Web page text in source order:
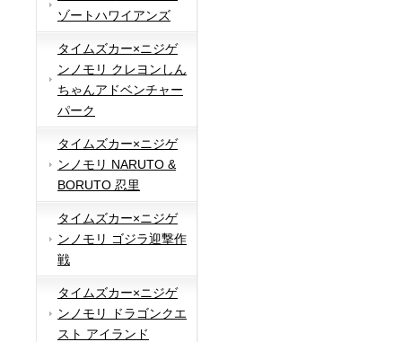
ゾートハワイアンズ
タイムズカー×ニジゲ
ンノモリ クレヨンしん
ちゃんアドベンチャー
パーク
タイムズカー×ニジゲ
ンノモリ NARUTO &
BORUTO 忍里
タイムズカー×ニジゲ
ンノモリ ゴジラ迎撃作
戦
タイムズカー×ニジゲ
ンノモリ ドラゴンクエ
スト アイランド